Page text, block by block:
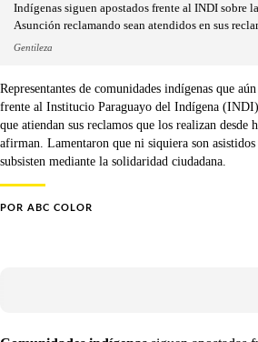
Indígenas siguen apostados frente al INDI sobre
Asunción reclamando sean atendidos en sus
Gentileza
Representantes de comunidades indígenas que
frente al Institucio Paraguayo del Indígena
que atiendan sus reclamos que los realizan desde
afirman. Lamentaron que ni siquiera son
subsisten mediante la solidaridad ciudadana.
POR ABC COLOR